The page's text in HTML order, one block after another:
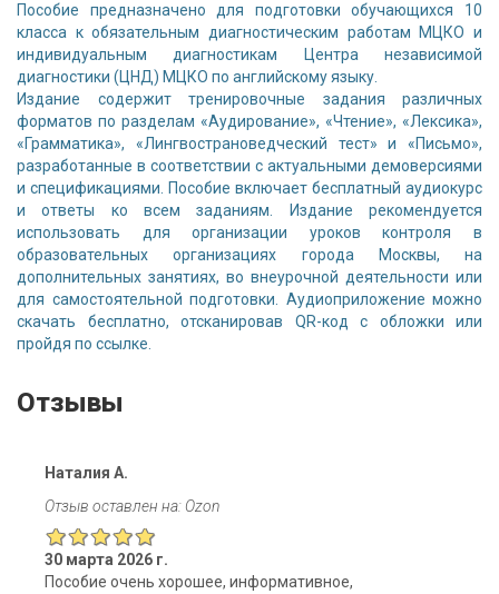
Пособие предназначено для подготовки обучающихся 10
класса к обязательным диагностическим работам МЦКО и
индивидуальным диагностикам Центра независимой
диагностики (ЦНД) МЦКО по английскому языку.
Издание содержит тренировочные задания различных
форматов по разделам «Аудирование», «Чтение», «Лексика»,
«Грамматика», «Лингвострановедческий тест» и «Письмо»,
разработанные в соответствии с актуальными демоверсиями
и спецификациями. Пособие включает бесплатный аудиокурс
и ответы ко всем заданиям. Издание рекомендуется
использовать для организации уроков контроля в
образовательных организациях города Москвы, на
дополнительных занятиях, во внеурочной деятельности или
для самостоятельной подготовки. Аудиоприложение можно
скачать бесплатно, отсканировав QR-код с обложки или
пройдя по ссылке.
Отзывы
Наталия А.
Отзыв оставлен на: Ozon
30 марта 2026 г.
Пособие очень хорошее, информативное,